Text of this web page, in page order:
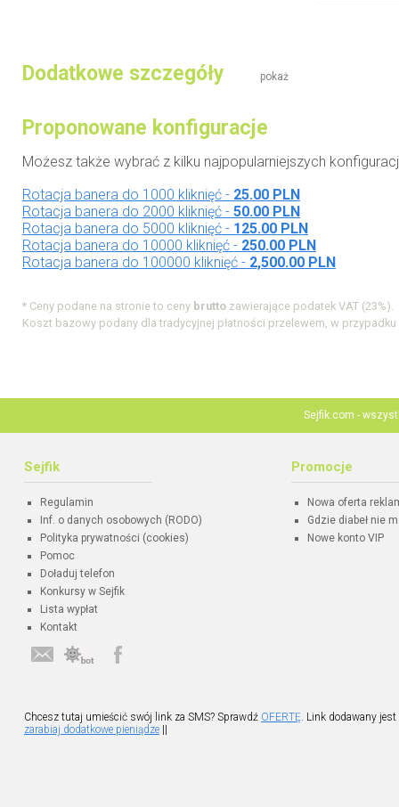
Dodatkowe szczegóły pokaż
Proponowane konfiguracje
Możesz także wybrać z kilku najpopularniejszych
Rotacja banera do 1000 kliknięć - 25.00 PLN
Rotacja banera do 2000 kliknięć - 50.00 PLN
Rotacja banera do 5000 kliknięć - 125.00 PLN
Rotacja banera do 10000 kliknięć - 250.00 PLN
Rotacja banera do 100000 kliknięć - 2,500.00 PLN
* Ceny podane na stronie to ceny brutto zawierające podatek VAT (23%).
Koszt bazowy podany dla tradycyjnej płatności przelewem, w
Sejfik.com -
Sejfik
Regulamin
Inf. o danych osobowych (RODO)
Polityka prywatności (cookies)
Pomoc
Doładuj telefon
Konkursy w Sejfik
Lista wypłat
Kontakt
Promocje
Nowa oferta
Gdzie diabeł nie
Nowe konto VIP
Chcesz tutaj umieścić swój link za SMS? Sprawdź OFERTĘ. Link dodawany
zarabiaj dodatkowe pieniądze